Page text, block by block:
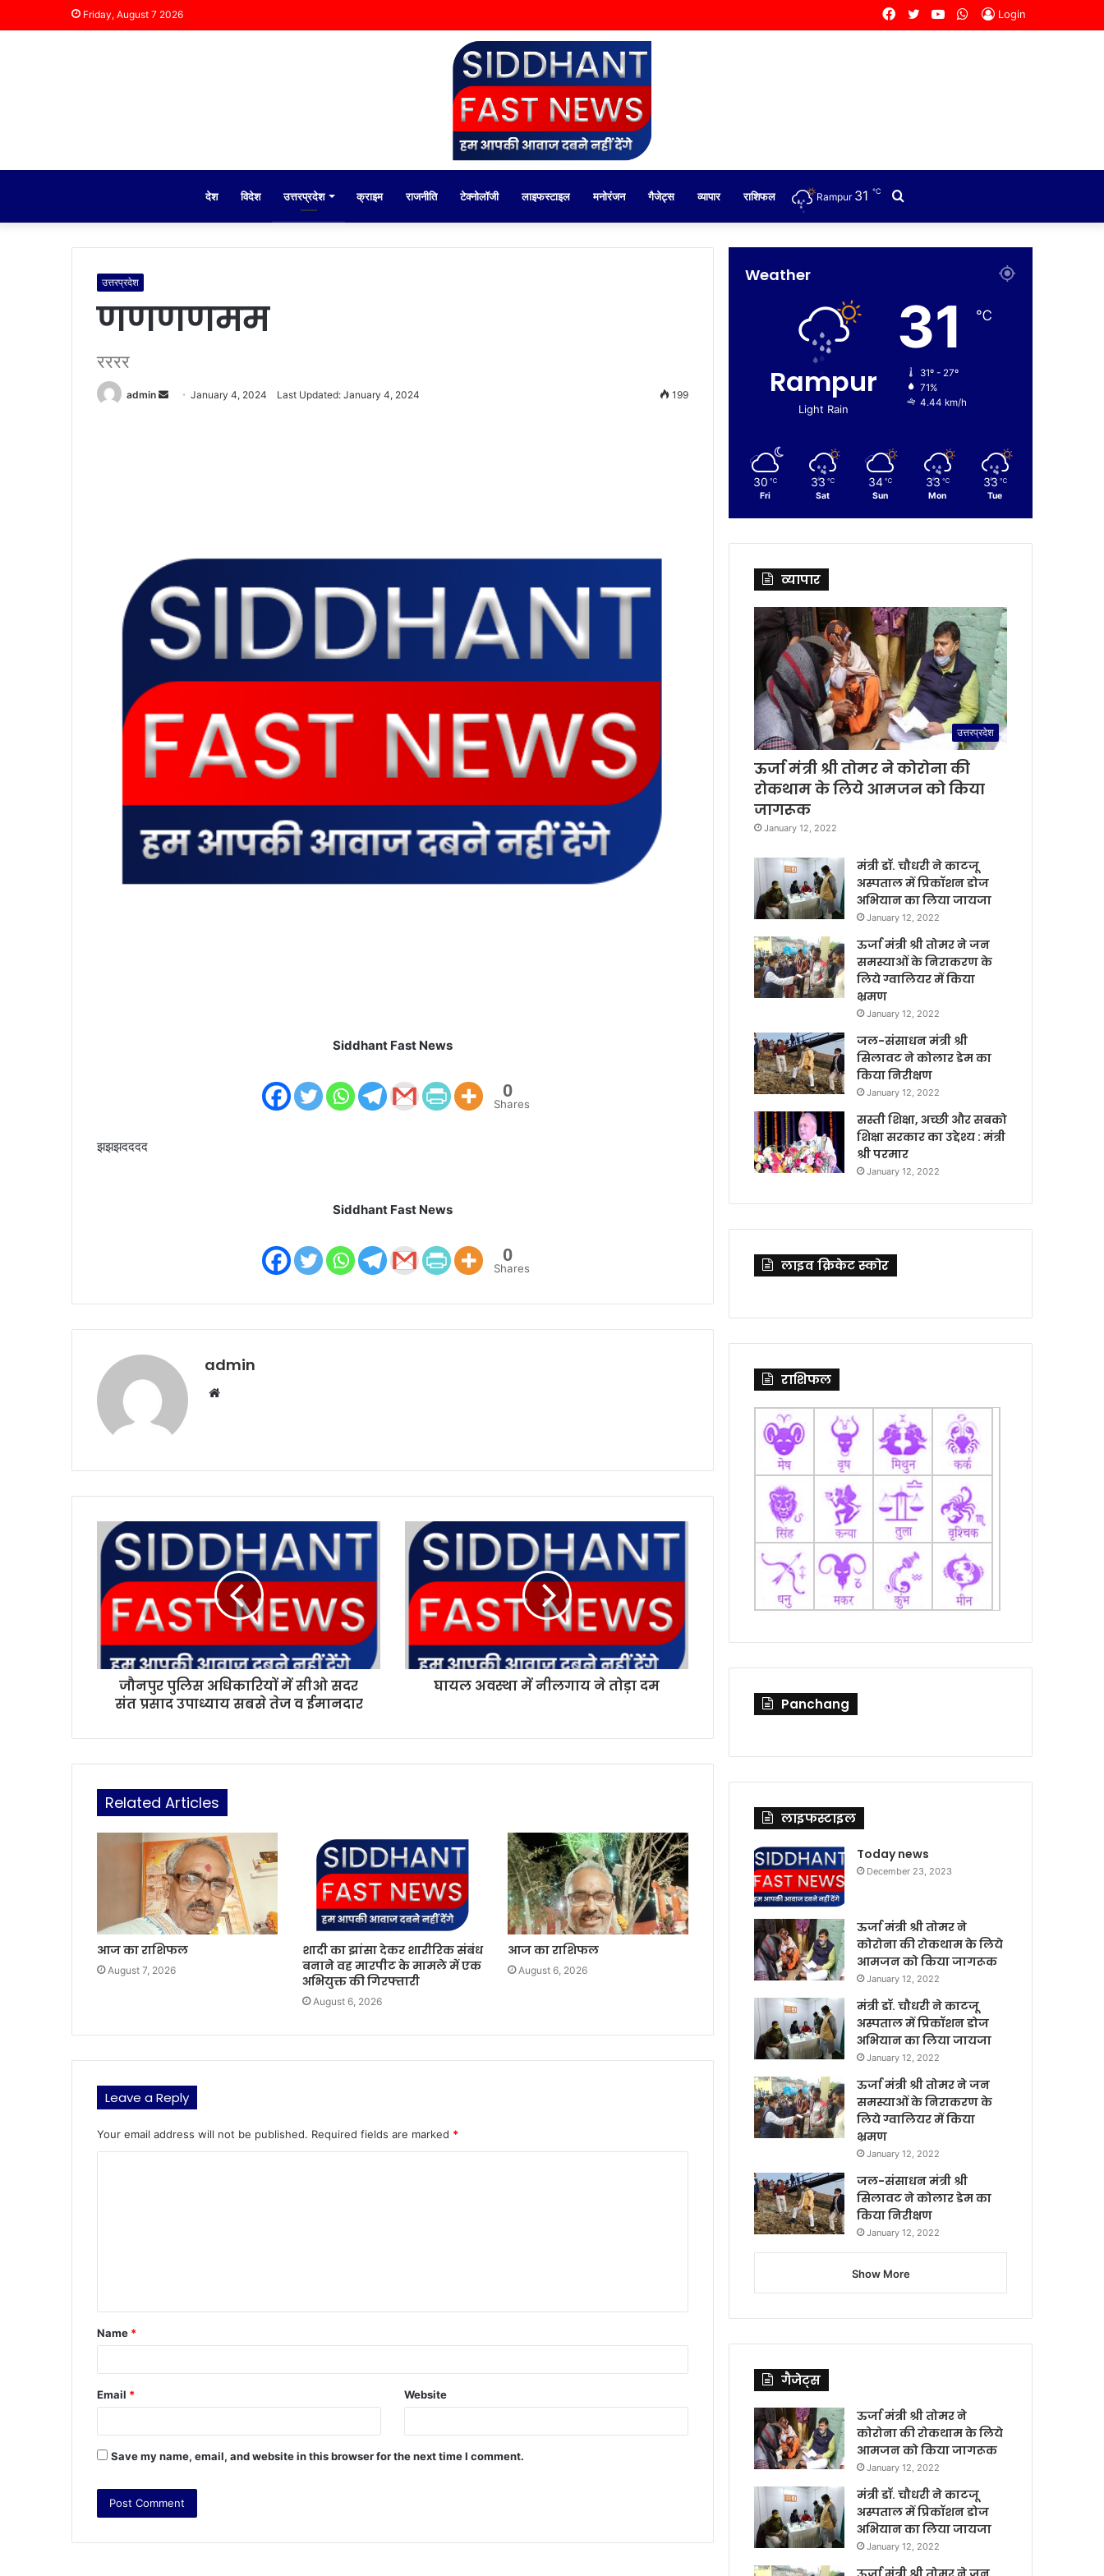
Friday, August 7 2026 Login
WhatsApp
YouTube
Twitter
Facebook
देश विदेश उत्तरप्रदेश क्राइम राजनीति टेक्नोलॉजी लाइफस्टाइल मनोरंजन गैजेट्स व्यापार राशिफल
for
Rampur 31 ℃
उत्तरप्रदेश
णणणणमम
रररर
admin
l
January 4, 2024 Last Updated: January 4, 2024 199
Siddhant Fast News
0
Shares
झझझदददद
Siddhant Fast News
0
Shares
admin
i
जौनपुर पुलिस अधिकारियों में सीओ सदर
संत प्रसाद उपाध्याय सबसे तेज व ईमानदार
घायल अवस्था में नीलगाय ने तोड़ा दम
Related Articles
आज का राशिफल
August 7, 2026
शादी का झांसा देकर शारीरिक संबंध
बनाने वह मारपीट के मामले में एक
अभियुक्त की गिरफ्तारी
August 6, 2026
आज का राशिफल
August 6, 2026
Leave a Reply
Your email address will not be published. Required fields are marked *
t
*
Name *
Email * Website
Save my name, email, and website in this browser for the next time I comment.
Weather
Rampur
Light Rain
31 ℃
31º - 27º
71%
4.44 km/h
30 ℃
Fri
33 ℃
Sat
34 ℃
Sun
33 ℃
Mon
33 ℃
Tue
व्यापार
उत्तरप्रदेश
ऊर्जा मंत्री श्री तोमर ने कोरोना की
रोकथाम के लिये आमजन को किया
जागरूक
January 12, 2022
मंत्री डॉ. चौधरी ने काटजू
अस्पताल में प्रिकॉशन डोज
अभियान का लिया जायजा
January 12, 2022
ऊर्जा मंत्री श्री तोमर ने जन
समस्याओं के निराकरण के
लिये ग्वालियर में किया
भ्रमण
January 12, 2022
जल-संसाधन मंत्री श्री
सिलावट ने कोलार डेम का
किया निरीक्षण
January 12, 2022
सस्ती शिक्षा, अच्छी और सबको
शिक्षा सरकार का उद्देश्य : मंत्री
श्री परमार
January 12, 2022
लाइव क्रिकेट स्कोर
राशिफल
Panchang
लाइफस्टाइल
Today news
December 23, 2023
ऊर्जा मंत्री श्री तोमर ने
कोरोना की रोकथाम के लिये
आमजन को किया जागरूक
January 12, 2022
मंत्री डॉ. चौधरी ने काटजू
अस्पताल में प्रिकॉशन डोज
अभियान का लिया जायजा
January 12, 2022
ऊर्जा मंत्री श्री तोमर ने जन
समस्याओं के निराकरण के
लिये ग्वालियर में किया
भ्रमण
January 12, 2022
जल-संसाधन मंत्री श्री
सिलावट ने कोलार डेम का
किया निरीक्षण
January 12, 2022
Show More
गैजेट्स
ऊर्जा मंत्री श्री तोमर ने
कोरोना की रोकथाम के लिये
आमजन को किया जागरूक
January 12, 2022
मंत्री डॉ. चौधरी ने काटजू
अस्पताल में प्रिकॉशन डोज
अभियान का लिया जायजा
January 12, 2022